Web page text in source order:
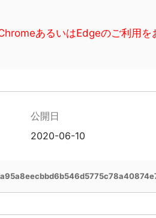
あるいはEdgeのご利用を
公開日
2020-06-10